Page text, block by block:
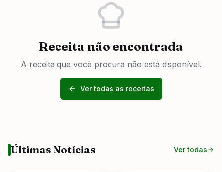
Receita não encontrada
A receita que você procura não está disponível.
Ver todas as receitas
Últimas Notícias Ver todas